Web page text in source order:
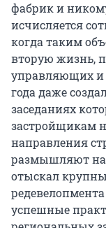
фабрик и
исчисляется
когда таким
вторую жизнь,
управляющих и
года даже
заседаниях
застройщикам
направления
размышляют
отыскал
успешные